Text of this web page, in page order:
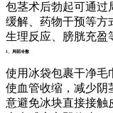
包茎术后勃起可通过
缓解、药物干预等方
生理反应、膀胱充盈
1、局部冷敷
使用冰袋包裹干净毛
使血管收缩，减少阴
意避免冰块直接接触